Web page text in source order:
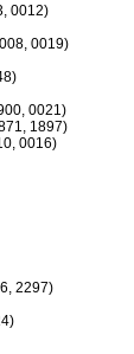
0012)
0019)
0021)
1897)
0016)
2297)